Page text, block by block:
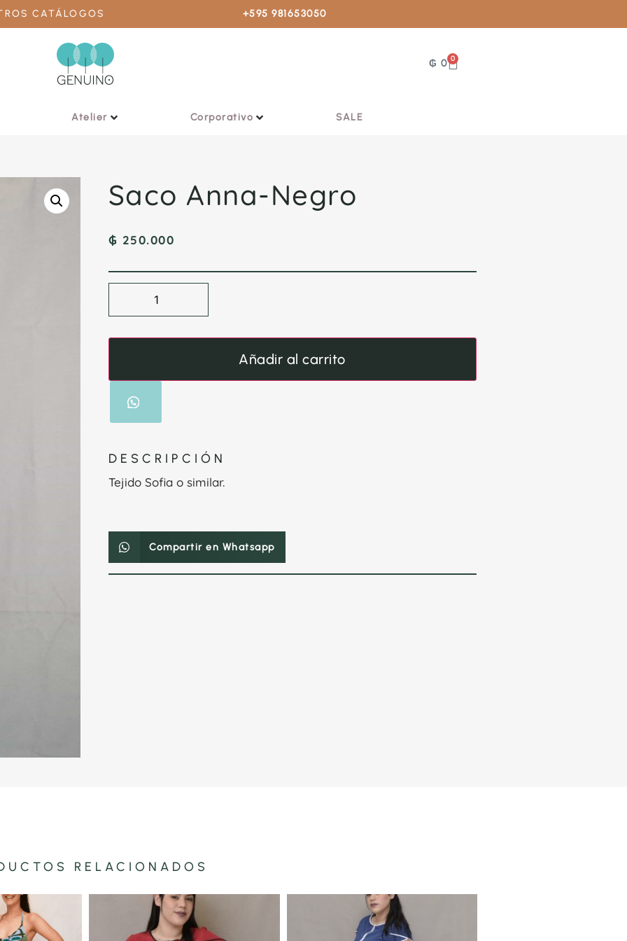
CATÁLOGOS +595 981653050
₲ 0 0
Atelier Corporativo SALE
Saco Anna-Negro
₲ 250.000
Añadir al carrito
DESCRIPCIÓN
Tejido Sofia o similar.
Compartir en Whatsapp
RELACIONADOS